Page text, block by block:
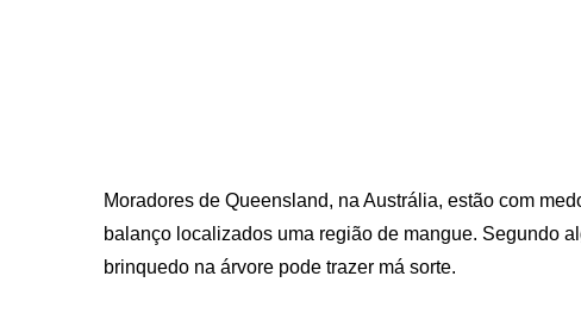
Moradores de Queensland, na Austrália, estão com
balanço localizados uma região de mangue. Segundo
brinquedo na árvore pode trazer má sorte.